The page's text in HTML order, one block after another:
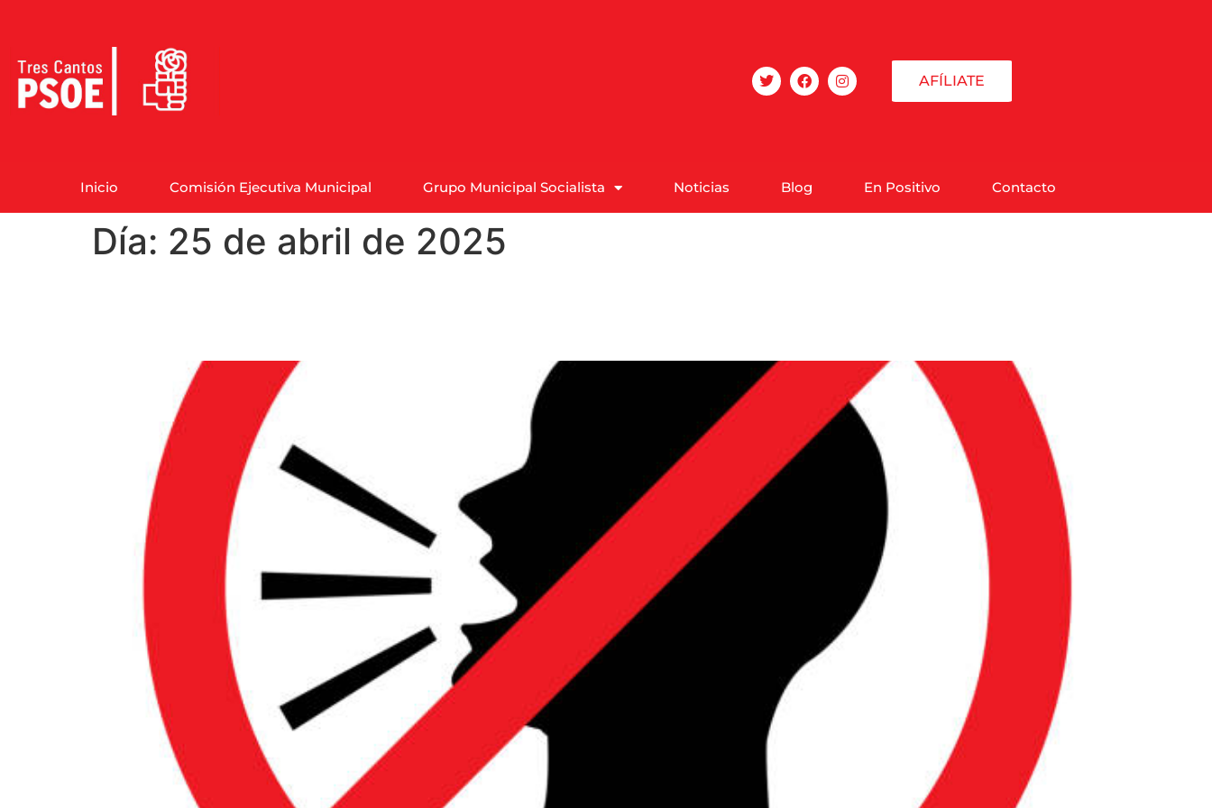
AFÍLIATE
Inicio Comisión Ejecutiva Municipal Grupo Municipal Socialista Noticias Blog En Positivo Contacto
Día: 25 de abril de 2025